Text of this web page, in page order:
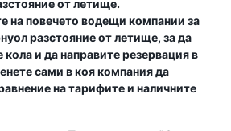
от летище.
на повечето водещи компании за
разстояние от летище, за да
и да направите резервация в
сами в коя компания да
на тарифите и наличните